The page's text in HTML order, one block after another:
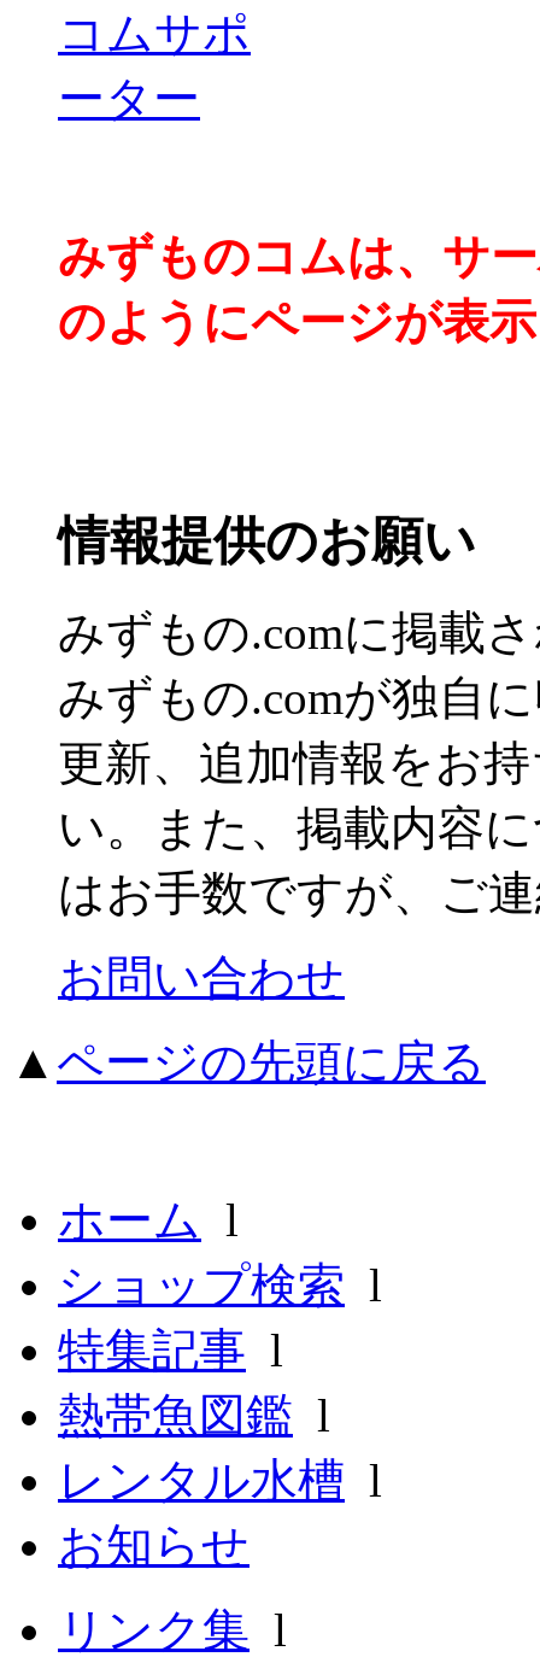
みずものコムは、サ
のようにページが表
情報提供のお願い
みずもの.comに掲載
みずもの.comが独自
更新、追加情報をお
い。また、掲載内容
はお手数ですが、ご
お問い合わせ
▲ ページの先頭に戻る
ホーム l
ショップ検索 l
特集記事 l
熱帯魚図鑑 l
レンタル水槽 l
お知らせ
リンク集 l